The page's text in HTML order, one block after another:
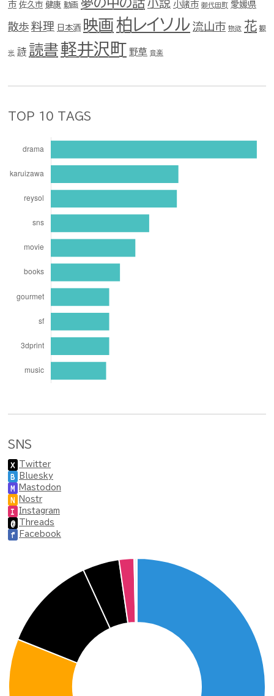
市 佐久市 健康 動画 小説 小諸市 御代田町 愛媛県
散歩 料理 日本酒 映画 柏レイソル 流山市 物欲 花 観
光 詩 読書軽井沢町 野草 音楽
TOP 10 TAGS
SNS
X Twitter
B Bluesky
M Mastodon
N Nostr
I Instagram
@ Threads
f Facebook